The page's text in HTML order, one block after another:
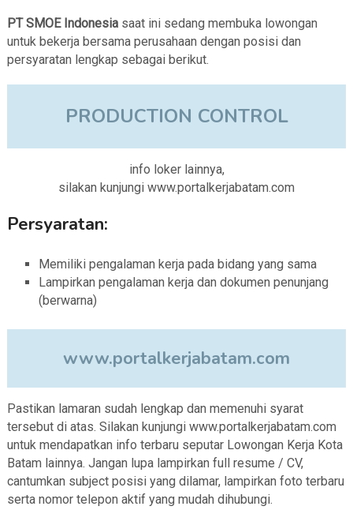
PT SMOE Indonesiasaat ini sedang membuka lowongan
untuk bekerja bersama perusahaan dengan posisi dan
persyaratan lengkap sebagai berikut.
PRODUCTION CONTROL
info loker lainnya,
silakan kunjungi www.portalkerjabatam.com
Persyaratan:
Memiliki pengalaman kerja pada bidang yang sama
Lampirkan pengalaman kerja dan dokumen penunjang
(berwarna)
www.portalkerjabatam.com
Pastikan lamaran sudah lengkap dan memenuhi syarat
tersebut di atas. Silakan kunjungi www.portalkerjabatam.com
untuk mendapatkan info terbaru seputar Lowongan Kerja Kota
Batam lainnya. Jangan lupa lampirkan full resume / CV,
cantumkan subject posisi yang dilamar, lampirkan foto terbaru
serta nomor telepon aktif yang mudah dihubungi.